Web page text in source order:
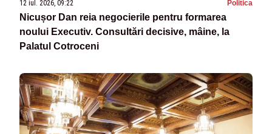
12 iul. 2026, 09:22 Politica
Nicușor Dan reia negocierile pentru formarea
noului Executiv. Consultări decisive, mâine, la
Palatul Cotroceni